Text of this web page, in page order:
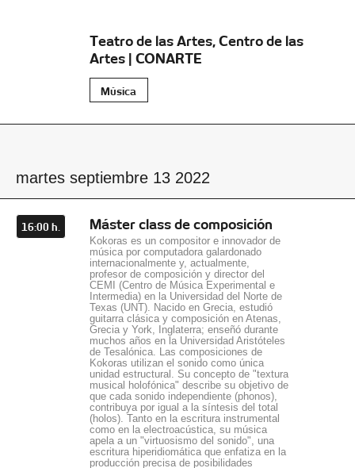
Teatro de las Artes, Centro de las
Artes | CONARTE
Música
martes septiembre 13 2022
16:00 h. Máster class de composición
Kokoras es un compositor e innovador de
música por computadora galardonado
internacionalmente y, actualmente,
profesor de composición y director del
CEMI (Centro de Música Experimental e
Intermedia) en la Universidad del Norte de
Texas (UNT). Nacido en Grecia, estudió
guitarra clásica y composición en Atenas,
Grecia y York, Inglaterra; enseñó durante
muchos años en la Universidad Aristóteles
de Tesalónica. Las composiciones de
Kokoras utilizan el sonido como única
unidad estructural. Su concepto de "textura
musical holofónica" describe su objetivo de
que cada sonido independiente (phonos),
contribuya por igual a la síntesis del total
(holos). Tanto en la escritura instrumental
como en la electroacústica, su música
apela a un "virtuosismo del sonido", una
escritura hiperidiomática que enfatiza en la
producción precisa de posibilidades